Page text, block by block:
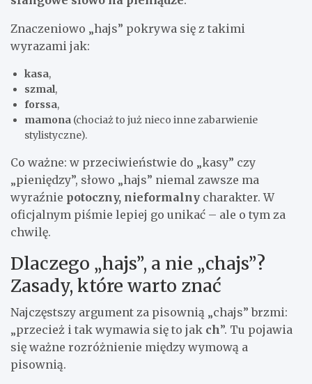
Znaczeniowo „hajs” pokrywa się z takimi
wyrazami jak:
kasa,
szmal,
forssa,
mamona (chociaż to już nieco inne zabarwienie
stylistyczne).
Co ważne: w przeciwieństwie do „kasy” czy
„pieniędzy”, słowo „hajs” niemal zawsze ma
wyraźnie potoczny, nieformalny charakter. W
oficjalnym piśmie lepiej go unikać – ale o tym za
chwilę.
Dlaczego „hajs”, a nie „chajs”?
Zasady, które warto znać
Najczęstszy argument za pisownią „chajs” brzmi:
„przecież i tak wymawia się to jak ch”. Tu pojawia
się ważne rozróżnienie między wymową a
pisownią.